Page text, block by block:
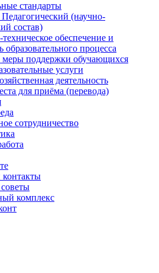
стандарты
(научно-
состав)
обеспечение и
образовательного процесса
поддержки обучающихся
услуги
деятельность
для приёма (перевода)
сотрудничество
комплекс